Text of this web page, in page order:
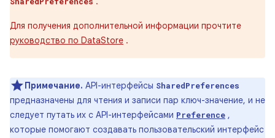
Для получения дополнительной информации прочтите
руководство по DataStore .
Примечание. API-интерфейсы SharedPreferences
предназначены для чтения и записи пар ключ-значение, и не
следует путать их с API-интерфейсами Preference ,
которые помогают создавать пользовательский интерфейс